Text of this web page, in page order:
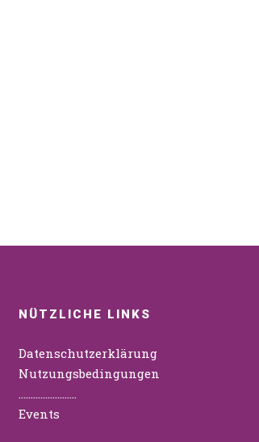
NÜTZLICHE LINKS
Datenschutzerklärung
Nutzungsbedingungen
……………………
Events